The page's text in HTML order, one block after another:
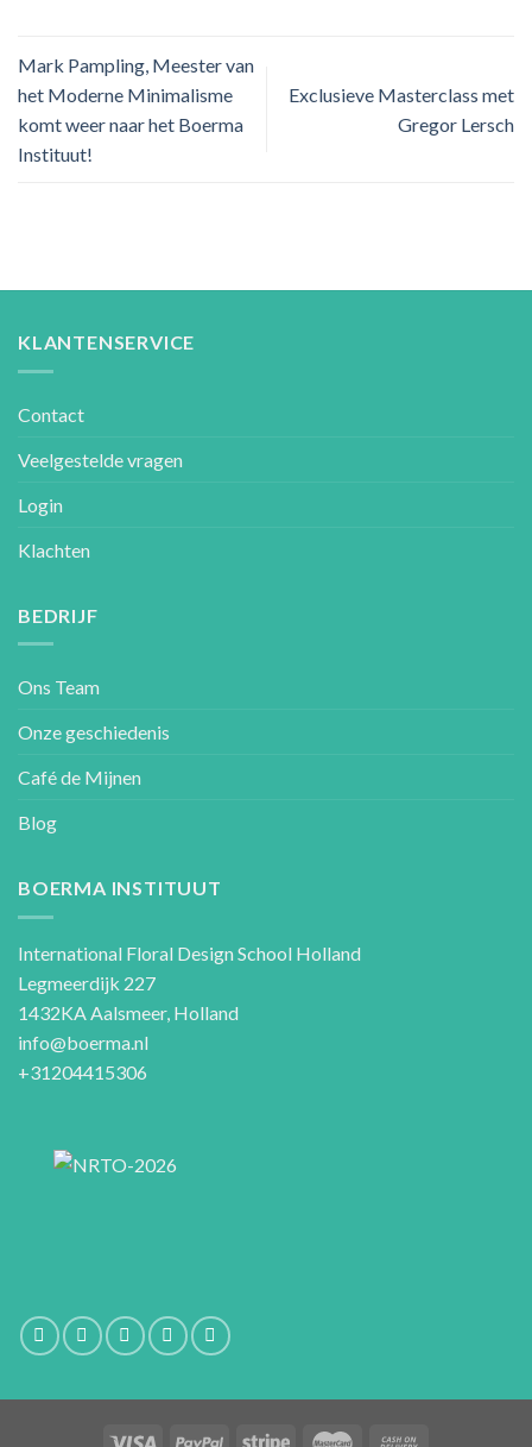
Mark Pampling, Meester van
het Moderne Minimalisme
komt weer naar het Boerma
Instituut!
Exclusieve Masterclass met
Gregor Lersch
KLANTENSERVICE
Contact
Veelgestelde vragen
Login
Klachten
BEDRIJF
Ons Team
Onze geschiedenis
Café de Mijnen
Blog
BOERMA INSTITUUT
International Floral Design School Holland
Legmeerdijk 227
1432KA Aalsmeer, Holland
info@boerma.nl
+31204415306